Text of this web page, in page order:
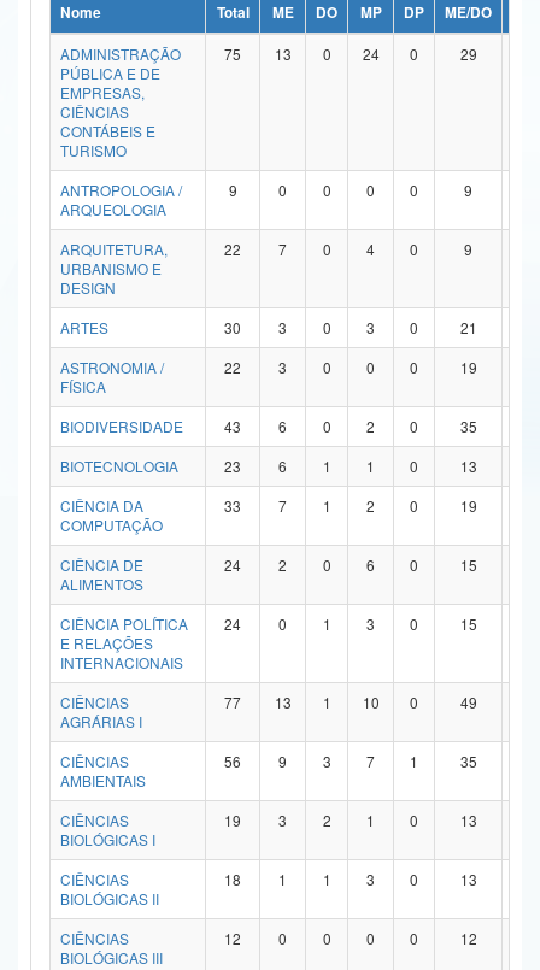
Ministério da Ciência, Tecnologia, Inovações e Comunicações
Ministério do Meio Ambiente
Ministério do Turismo
Ministério do Desenvolvimento Regional
Controladoria-Geral da União
Ministério da Mulher, da Família e dos Direitos Humanos
Secretaria de Governo
Advocacia-Geral da União
Banco Central do Brasil
Nome Total ME DO MP DP ME/DO
ADMINISTRAÇÃO
PÚBLICA E DE
EMPRESAS,
CIÊNCIAS
CONTÁBEIS E
TURISMO
75 13 0 24 0 29
ANTROPOLOGIA /
ARQUEOLOGIA
9 0 0 0 0 9
ARQUITETURA,
URBANISMO E
DESIGN
22 7 0 4 0 9
ARTES 30 3 0 3 0 21
ASTRONOMIA /
FÍSICA
22 3 0 0 0 19
BIODIVERSIDADE 43 6 0 2 0 35
BIOTECNOLOGIA
23 6 1 1 0 13
CIÊNCIA DA
COMPUTAÇÃO
33 7 1 2 0 19
CIÊNCIA DE
ALIMENTOS
24 2 0 6 0 15
CIÊNCIA POLÍTICA
E RELAÇÕES
INTERNACIONAIS
24 0 1 3 0 15
CIÊNCIAS
AGRÁRIAS I
77 13 1 10 0 49
CIÊNCIAS
AMBIENTAIS
56 9 3 7 1 35
CIÊNCIAS
BIOLÓGICAS I
19 3 2 1 0 13
CIÊNCIAS
BIOLÓGICAS II
18 1 1 3 0 13
CIÊNCIAS
BIOLÓGICAS III
12 0 0 0 0 12